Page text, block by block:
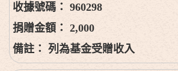
960298
2,000
列為基金受贈收入